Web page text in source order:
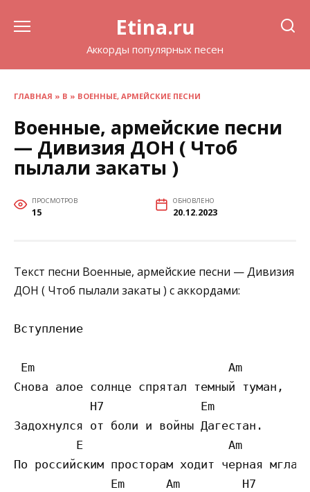
Etina.ru
Аккорды популярных песен
ГЛАВНАЯ » В » ВОЕННЫЕ, АРМЕЙСКИЕ ПЕСНИ
Военные, армейские песни
— Дивизия ДОН ( Чтоб
пылали закаты )
ПРОСМОТРОВ
15
ОБНОВЛЕНО
20.12.2023
Текст песни Военные, армейские песни — Дивизия
ДОН ( Чтоб пылали закаты ) с аккордами:
Вступление
Em                            Am
Снова алое солнце спрятал темный туман,
           H7              Em
Задохнулся от боли и войны Дагестан.
         E                     Am
По российским просторам ходит черная мгла,
              Em      Am         H7